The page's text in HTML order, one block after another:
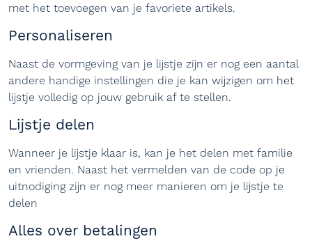
met het toevoegen van je favoriete artikels.
Personaliseren
Naast de vormgeving van je lijstje zijn er nog een aantal
andere handige instellingen die je kan wijzigen om het
lijstje volledig op jouw gebruik af te stellen.
Lijstje delen
Wanneer je lijstje klaar is, kan je het delen met familie
en vrienden. Naast het vermelden van de code op je
uitnodiging zijn er nog meer manieren om je lijstje te
delen
Alles over betalingen